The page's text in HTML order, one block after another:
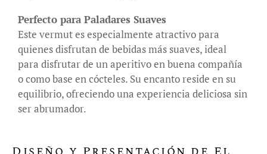
Perfecto para Paladares Suaves
Este vermut es especialmente atractivo para
quienes disfrutan de bebidas más suaves, ideal
para disfrutar de un aperitivo en buena compañía
o como base en cócteles. Su encanto reside en su
equilibrio, ofreciendo una experiencia deliciosa sin
ser abrumador.